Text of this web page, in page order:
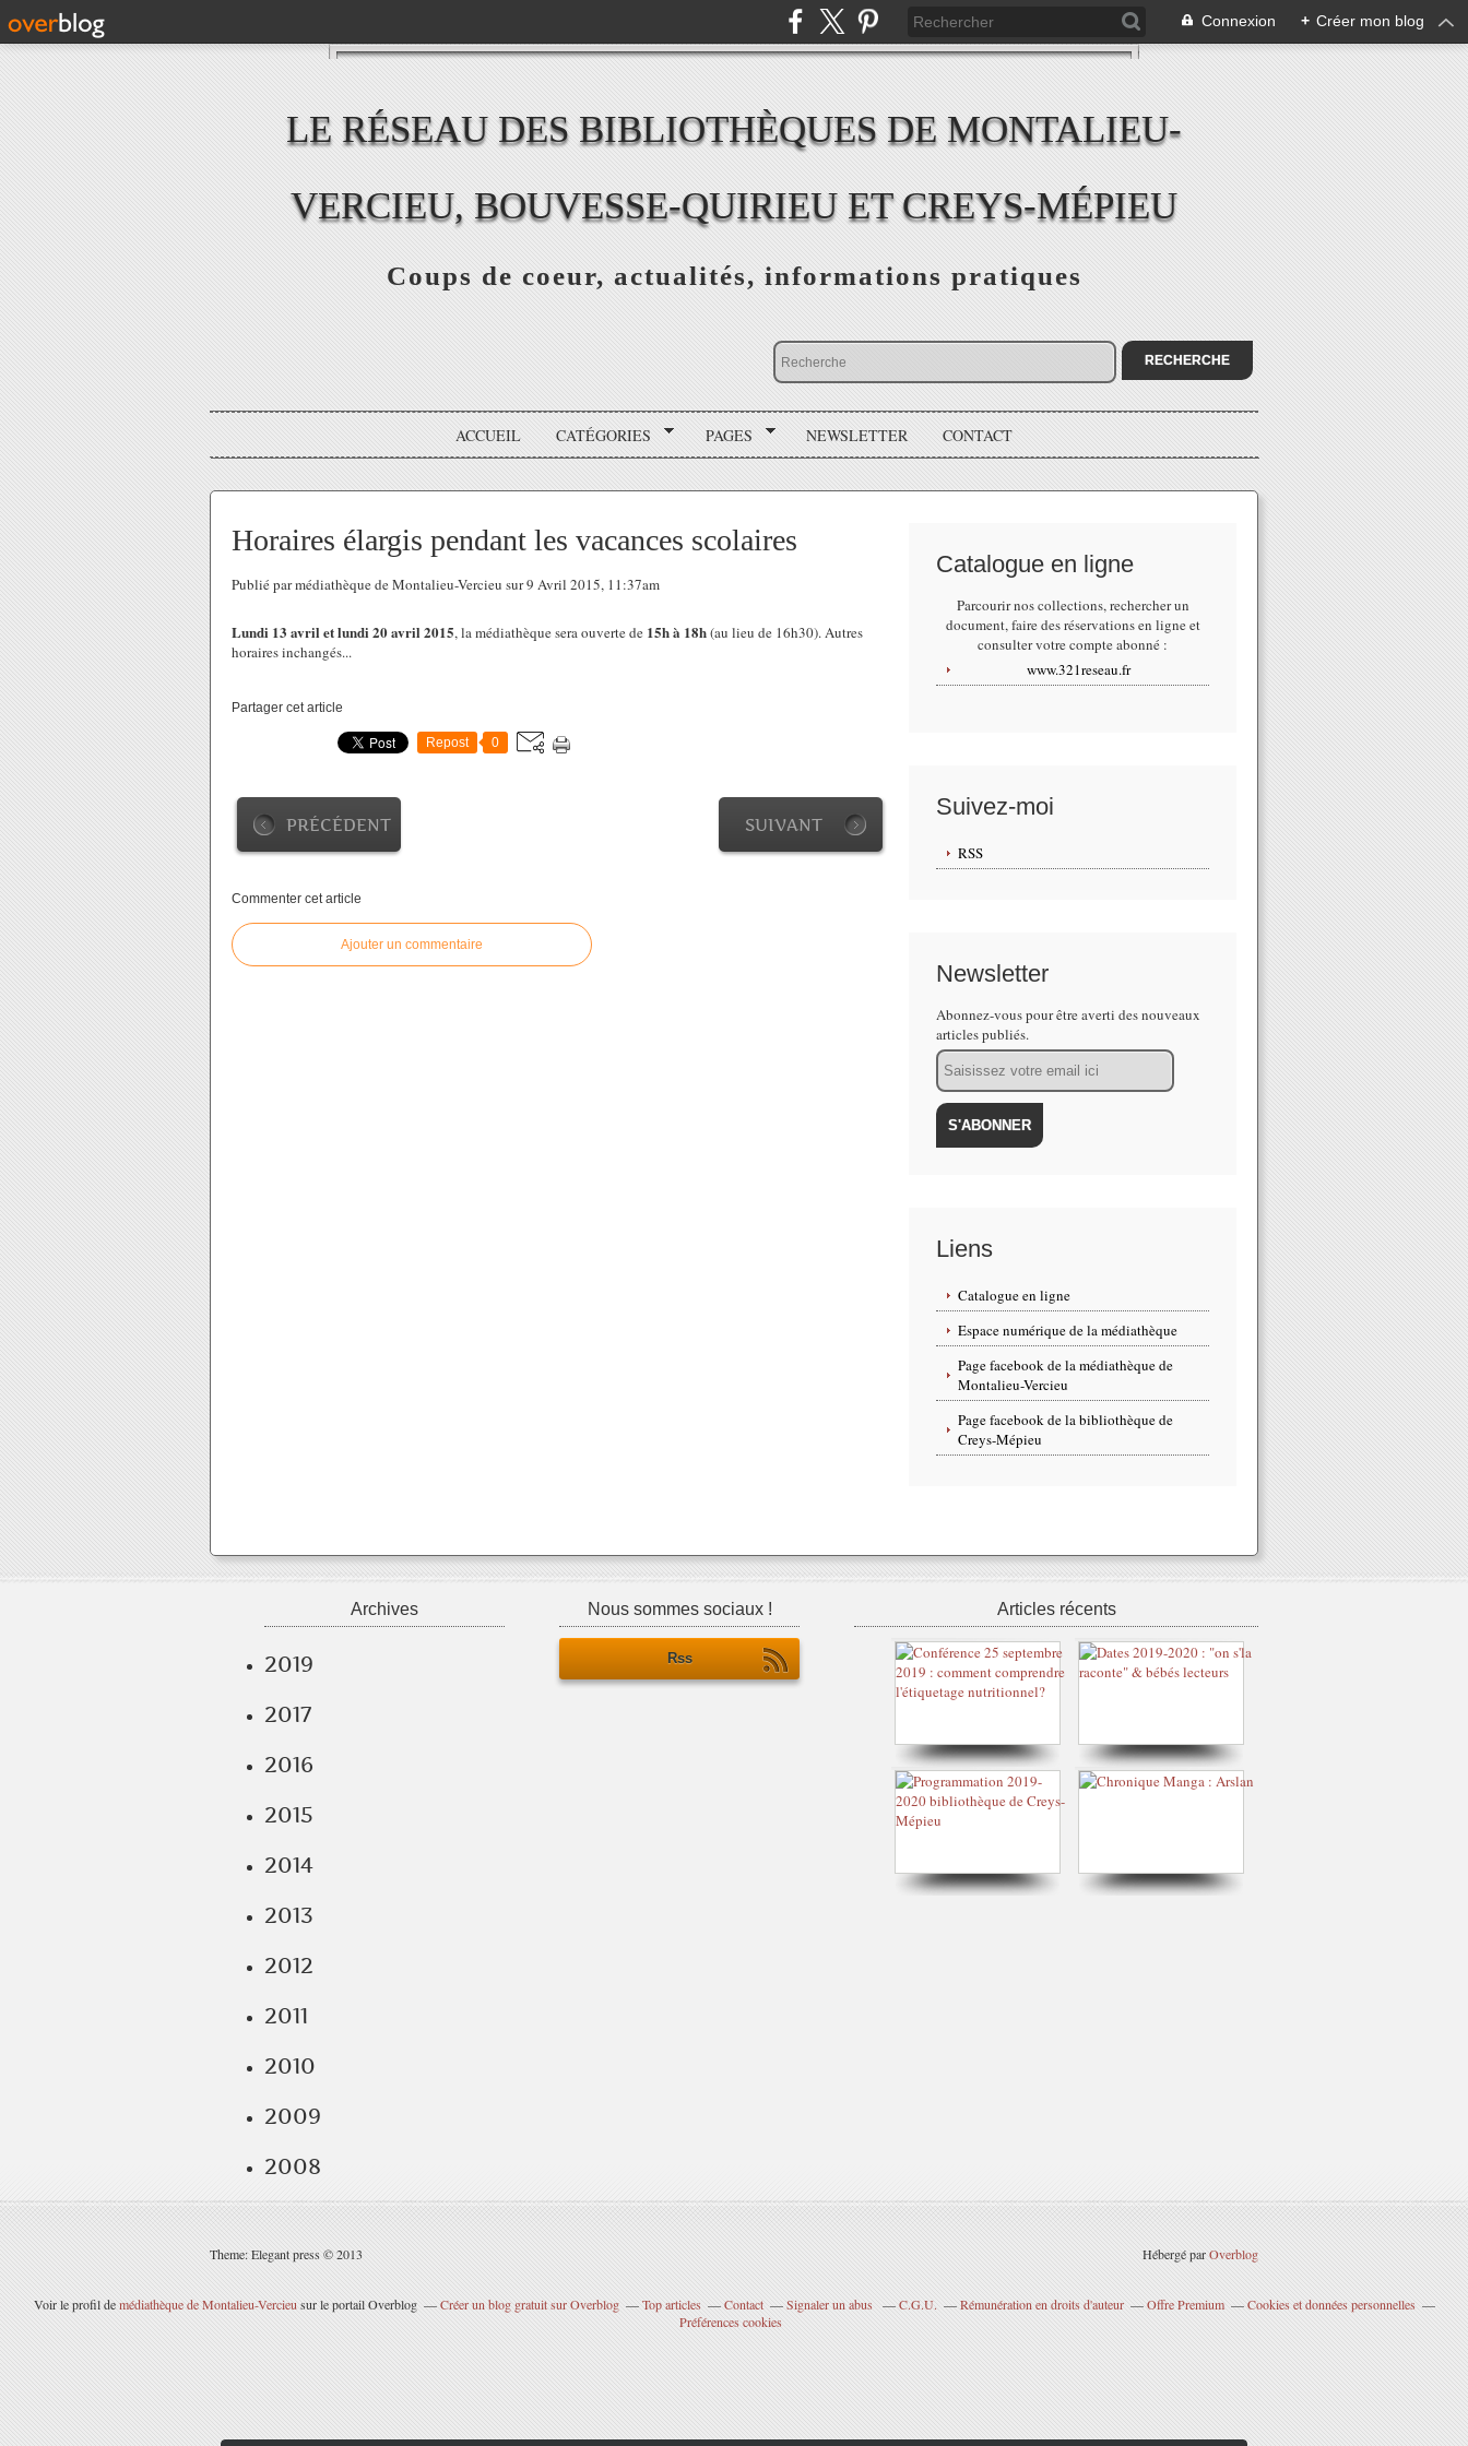
Connexion + Créer mon blog
LE RÉSEAU DES BIBLIOTHÈQUES DE MONTALIEU-
VERCIEU, BOUVESSE-QUIRIEU ET CREYS-MÉPIEU
Coups de coeur, actualités, informations pratiques
ACCUEIL CATÉGORIES PAGES NEWSLETTER CONTACT
Horaires élargis pendant les vacances scolaires
Publié par médiathèque de Montalieu-Vercieu sur 9 Avril 2015, 11:37am
Lundi 13 avril et lundi 20 avril 2015, la médiathèque sera ouverte de 15h à 18h(au lieu de 16h30). Autres
horaires inchangés...
Partager cet article
Repost 0
PRÉCÉDENT SUIVANT
Commenter cet article
Ajouter un commentaire
Catalogue en ligne
Parcourir nos collections,rechercher un
document, faire des réservations en ligne et
consulter votre compte abonné :
www.321reseau.fr
Suivez-moi
RSS
Newsletter
Abonnez-vous pour être averti des nouveaux
articles publiés.
Email
Liens
Catalogue en ligne
Espace numérique de la médiathèque
Page facebook de la médiathèque de
Montalieu-Vercieu
Page facebook de la bibliothèque de
Creys-Mépieu
Archives
2019
2017
2016
2015
2014
2013
2012
2011
2010
2009
2008
Nous sommes sociaux !
Rss
Articles récents
Theme: Elegant press © 2013 Hébergé parOverblog
Voir le profil demédiathèque de Montalieu-Vercieu sur le portail Overblog Créer un blog gratuit sur Overblog Top articles Contact Signaler un abus C.G.U. Rémunération en droits d'auteur Offre Premium
Cookies et données personnelles
Préférences cookies